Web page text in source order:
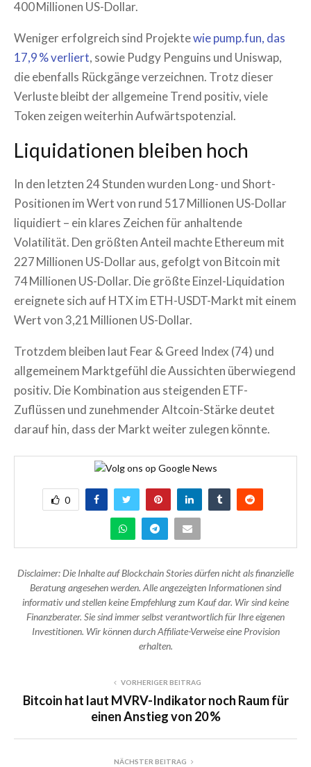
400 Millionen US-Dollar.
Weniger erfolgreich sind Projektewie pump.fun, das
17,9 % verliert, sowie Pudgy Penguins und Uniswap,
die ebenfalls Rückgänge verzeichnen. Trotz dieser
Verluste bleibt der allgemeine Trend positiv, viele
Token zeigen weiterhin Aufwärtspotenzial.
Liquidationen bleiben hoch
In den letzten 24 Stunden wurden Long- und Short-
Positionen im Wert von rund 517 Millionen US-Dollar
liquidiert – ein klares Zeichen für anhaltende
Volatilität. Den größten Anteil machte Ethereum mit
227 Millionen US-Dollar aus, gefolgt von Bitcoin mit
74 Millionen US-Dollar. Die größte Einzel-Liquidation
ereignete sich auf HTX im ETH-USDT-Markt mit einem
Wert von 3,21 Millionen US-Dollar.
Trotzdem bleiben laut Fear & Greed Index (74) und
allgemeinem Marktgefühl die Aussichten überwiegend
positiv. Die Kombination aus steigenden ETF-
Zuflüssen und zunehmender Altcoin-Stärke deutet
darauf hin, dass der Markt weiter zulegen könnte.
0
Disclaimer: Die Inhalte auf Blockchain Stories dürfen nicht als finanzielle
Beratung angesehen werden. Alle angezeigten Informationen sind
informativ und stellen keine Empfehlung zum Kauf dar. Wir sind keine
Finanzberater. Sie sind immer selbst verantwortlich für Ihre eigenen
Investitionen. Wir können durch Affiliate-Verweise eine Provision
erhalten.
VORHERIGER BEITRAG
Bitcoin hat laut MVRV-Indikator noch Raum für
einen Anstieg von 20 %
NÄCHSTER BEITRAG